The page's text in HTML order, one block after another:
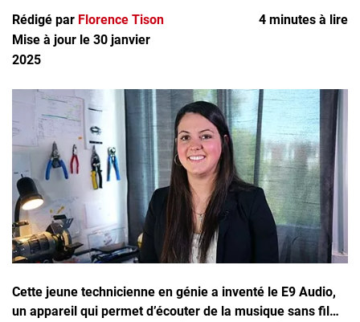
Ma boîte à outils
Conseils carrière
Métiers
Info génie
Nos chroniques
Inscrivez-vous à l'infolettre
Employeurs
Publiez une offre d'emploi
Rédigé par Florence Tison
Mise à jour le 30 janvier
2025
4 minutes à lire
Cette jeune technicienne en génie a inventé le E9 Audio,
un appareil qui permet d’écouter de la musique sans fil…